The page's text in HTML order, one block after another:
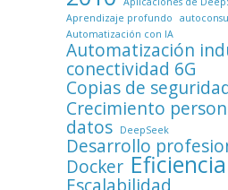
Aprendizaje profundo
Automatización con IA
Automatización
conectividad 6G
Copias de
Crecimiento
datos DeepSeek
Desarrollo
Docker Eficiencia